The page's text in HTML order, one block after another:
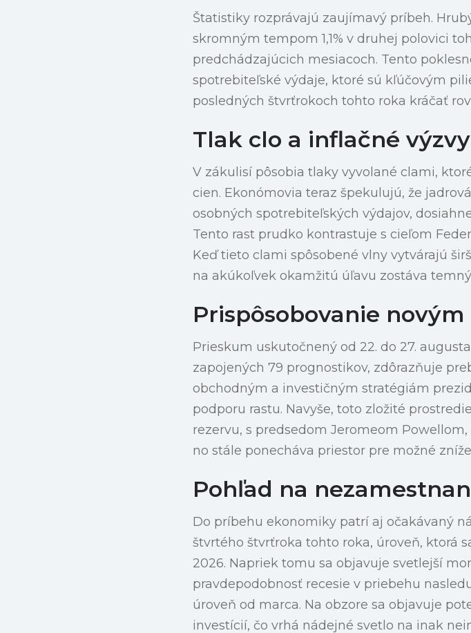
Štatistiky rozprávajú zaujímavý príbeh.
skromným tempom 1,1% v druhej polovici
predchádzajúcich mesiacoch. Tento
spotrebiteľské výdaje, ktoré sú kľúčovým
posledných štvrťrokoch tohto roka kráčať
Tlak clo a inflačné výzvy
V zákulisí pôsobia tlaky vyvolané clami,
cien. Ekonómovia teraz špekulujú, že
osobných spotrebiteľských výdajov,
Tento rast prudko kontrastuje s cieľom
Keď tieto clami spôsobené vlny vytvárajú
na akúkoľvek okamžitú úľavu zostáva
Prispôsobovanie
Prieskum uskutočnený od 22. do 27.
zapojených 79 prognostikov, zdôrazňuje
obchodným a investičným stratégiám
podporu rastu. Navyše, toto zložité
rezervu, s predsedom Jeromeom
no stále ponecháva priestor pre možné
Pohľad na
Do príbehu ekonomiky patrí aj očakávaný
štvrtého štvrťroka tohto roka, úroveň, ktorá
2026. Napriek tomu sa objavuje svetlejší
pravdepodobnosť recesie v priebehu
úroveň od marca. Na obzore sa objavuje
investícií, čo vrhá nádejné svetlo na inak